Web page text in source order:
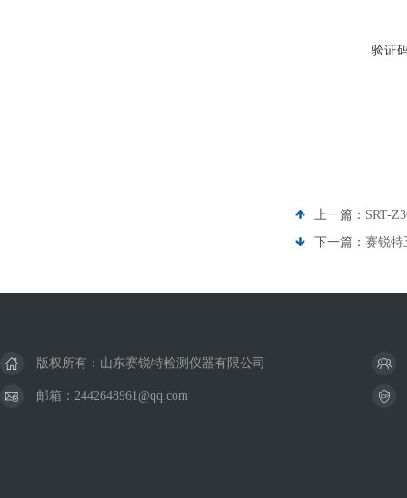
验证
上一篇： SRT-
下一篇： 赛锐特
版权所有：山东赛锐特检测仪器有限公司
邮箱：2442648961@qq.com